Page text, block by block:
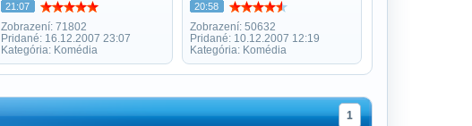
21:07
Zobrazení: 71802
Pridané: 16.12.2007 23:07
Kategória: Komédia
20:58
Zobrazení: 50632
Pridané: 10.12.2007 12:19
Kategória: Komédia
1